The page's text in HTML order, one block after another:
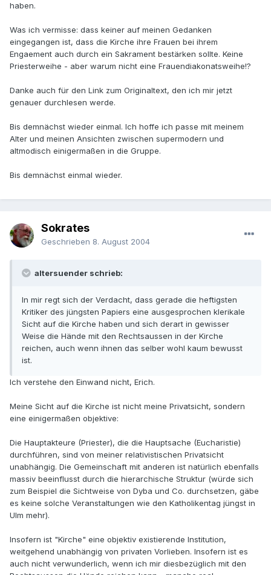
haben.
Was ich vermisse: dass keiner auf meinen Gedanken
eingegangen ist, dass die Kirche ihre Frauen bei ihrem
Engaement auch durch ein Sakrament bestärken sollte. Keine
Priesterweihe - aber warum nicht eine Frauendiakonatsweihe!?
Danke auch für den Link zum Originaltext, den ich mir jetzt
genauer durchlesen werde.
Bis demnächst wieder einmal. Ich hoffe ich passe mit meinem
Alter und meinen Ansichten zwischen supermodern und
altmodisch einigermaßen in die Gruppe.
Bis demnächst einmal wieder.
Sokrates
Geschrieben 8. August 2004
altersuender schrieb:
In mir regt sich der Verdacht, dass gerade die heftigsten
Kritiker des jüngsten Papiers eine ausgesprochen klerikale
Sicht auf die Kirche haben und sich derart in gewisser
Weise die Hände mit den Rechtsaussen in der Kirche
reichen, auch wenn ihnen das selber wohl kaum bewusst
ist.
Ich verstehe den Einwand nicht, Erich.
Meine Sicht auf die Kirche ist nicht meine Privatsicht, sondern
eine einigermaßen objektive:
Die Hauptakteure (Priester), die die Hauptsache (Eucharistie)
durchführen, sind von meiner relativistischen Privatsicht
unabhängig. Die Gemeinschaft mit anderen ist natürlich ebenfalls
massiv beeinflusst durch die hierarchische Struktur (würde sich
zum Beispiel die Sichtweise von Dyba und Co. durchsetzen, gäbe
es keine solche Veranstaltungen wie den Katholikentag jüngst in
Ulm mehr).
Insofern ist "Kirche" eine objektiv existierende Institution,
weitgehend unabhängig von privaten Vorlieben. Insofern ist es
auch nicht verwunderlich, wenn ich mir diesbezüglich mit den